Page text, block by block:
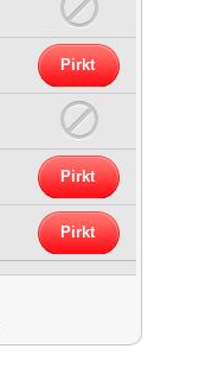
Pirkt
Pirkt
Pirkt